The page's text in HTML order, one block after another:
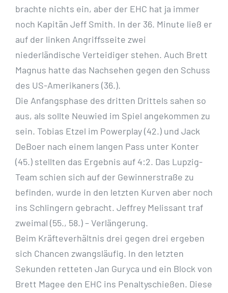
brachte nichts ein, aber der EHC hat ja immer
noch Kapitän Jeff Smith. In der 36. Minute ließ er
auf der linken Angriffsseite zwei
niederländische Verteidiger stehen. Auch Brett
Magnus hatte das Nachsehen gegen den Schuss
des US-Amerikaners (36.).
Die Anfangsphase des dritten Drittels sahen so
aus, als sollte Neuwied im Spiel angekommen zu
sein. Tobias Etzel im Powerplay (42.) und Jack
DeBoer nach einem langen Pass unter Konter
(45.) stellten das Ergebnis auf 4:2. Das Lupzig-
Team schien sich auf der Gewinnerstraße zu
befinden, wurde in den letzten Kurven aber noch
ins Schlingern gebracht. Jeffrey Melissant traf
zweimal (55., 58.) – Verlängerung.
Beim Kräfteverhältnis drei gegen drei ergeben
sich Chancen zwangsläufig. In den letzten
Sekunden retteten Jan Guryca und ein Block von
Brett Magee den EHC ins Penaltyschießen. Diese